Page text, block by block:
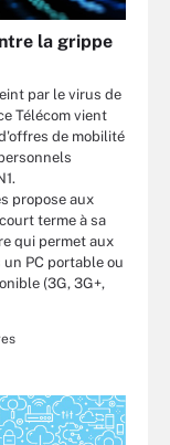
la grippe
par le virus de
Télécom vient
de mobilité
propose aux
terme à sa
qui permet aux
PC portable ou
(3G, 3G+,